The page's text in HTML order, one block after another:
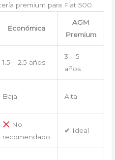
premium para Fiat 500
Económica
AGM
Premium
1.5 – 2.5 años
3 – 5
años
Baja Alta
No
recomendado
✔ Ideal